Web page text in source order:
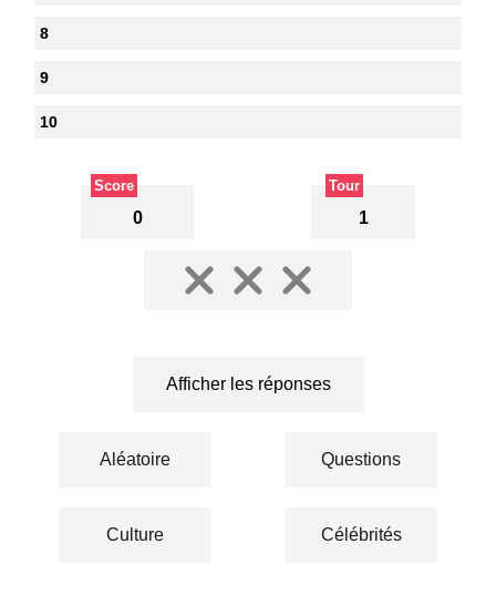
8
9
10
Score
0
Tour
1
Afficher les réponses
Aléatoire Questions
Culture Célébrités